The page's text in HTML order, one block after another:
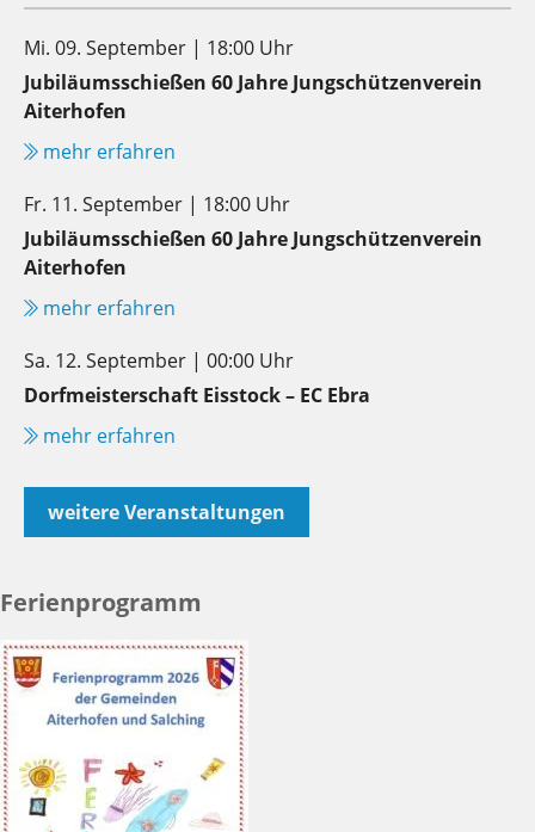
Mi. 09. September | 18:00 Uhr
Jubiläumsschießen 60 Jahre Jungschützenverein
Aiterhofen
mehr erfahren
Fr. 11. September | 18:00 Uhr
Jubiläumsschießen 60 Jahre Jungschützenverein
Aiterhofen
mehr erfahren
Sa. 12. September | 00:00 Uhr
Dorfmeisterschaft Eisstock – EC Ebra
mehr erfahren
weitere Veranstaltungen
Ferienprogramm